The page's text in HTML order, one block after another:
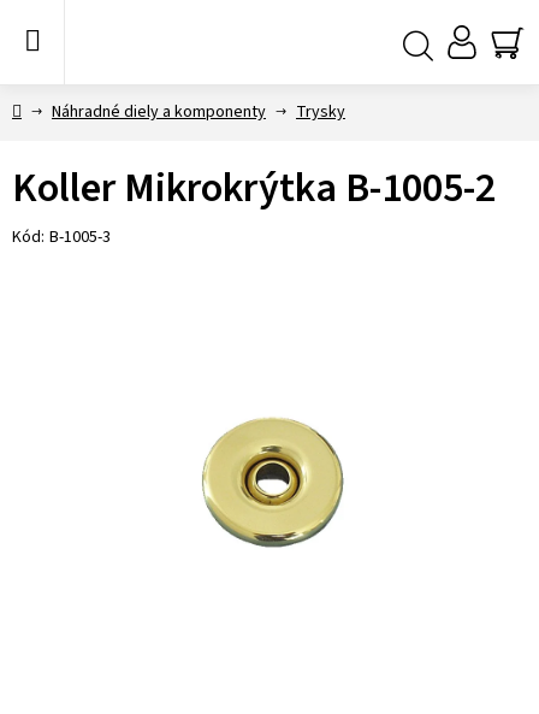
DomovNáhradné diely a komponenty Trysky
Koller Mikrokrýtka B-1005-2
Kód: B-1005-3